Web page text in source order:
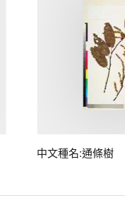
中文種名:通條樹